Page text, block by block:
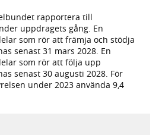
rapportera till
uppdragets gång. En
som rör att främja och stödja
senast 31 mars 2028. En
som rör att följa upp
senast 30 augusti 2028. För
under 2023 använda 9,4